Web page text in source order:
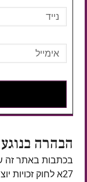
הבהרה
בכתבות באתר זה
27א לחוק זכויות יוצרים, התשס"ח–2007.